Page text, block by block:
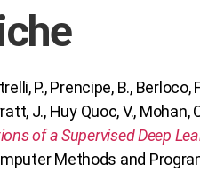
P., Prencipe, B., Berloco,
J., Huy Quoc, V.,
of a Supervised Deep
Methods and